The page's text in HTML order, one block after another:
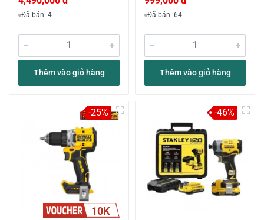
Đã bán: 4
Thêm vào giỏ hàng
Đã bán: 64
Thêm vào giỏ hàng
10K
-25% -46%